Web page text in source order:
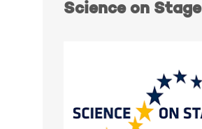
Science on Stage